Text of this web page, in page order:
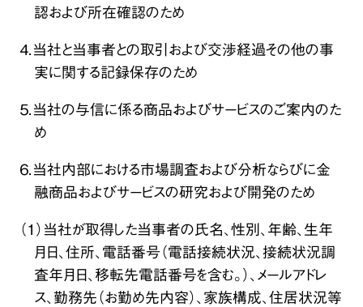
認および所在確認のため
４．当社と当事者との取引および交渉経過その他の事
実に関する記録保存のため
５．当社の与信に係る商品およびサービスのご案内のた
め
６．当社内部における市場調査および分析ならびに金
融商品およびサービスの研究および開発のため
（１）当社が取得した当事者の氏名、性別、年齢、生年
月日、住所、電話番号（電話接続状況、接続状況調
査年月日、移転先電話番号を含む。）、メールアドレ
ス、勤務先（お勤め先内容）、家族構成、住居状況等